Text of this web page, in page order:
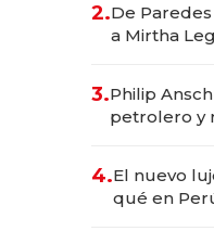
las marcas
2.De
a Mirtha
3.Philip
petrolero y
Fénix
4.El nuevo
qué en